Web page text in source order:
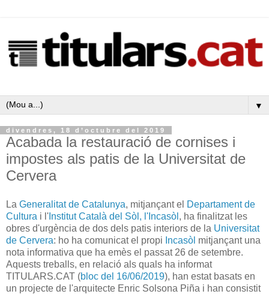
▼
divendres, 18 d’octubre del 2019
Acabada la restauració de cornises i
impostes als patis de la Universitat de
Cervera
La Generalitat de Catalunya, mitjançant el Departament de
Cultura i l' Institut Català del Sòl, l'Incasòl , ha finalitzat les
obres d'urgència de dos dels patis interiors de la Universitat
de Cervera: ho ha comunicat el propi Incasòl mitjançant una
nota informativa que ha emès el passat 26 de setembre.
Aquests treballs, en relació als quals ha informat
TITULARS.CAT (bloc del 16/06/2019), han estat basats en
un projecte de l'arquitecte Enric Solsona Piña i han consistit